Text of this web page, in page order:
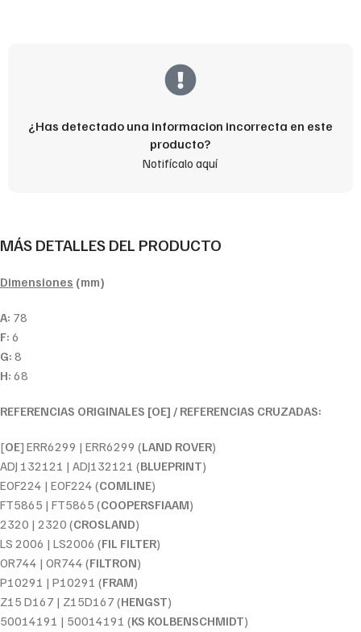
¿Has detectado una informacion incorrecta en este
producto?
Notifícalo aquí
MÁS DETALLES DEL PRODUCTO
Dimensiones (mm)
A: 78
F: 6
G: 8
H: 68
REFERENCIAS ORIGINALES [OE] / REFERENCIAS CRUZADAS:
[OE] ERR6299 | ERR6299 (LAND ROVER)
ADJ 132121 | ADJ132121 (BLUEPRINT)
EOF224 | EOF224 (COMLINE)
FT5865 | FT5865 (COOPERSFIAAM)
2320 | 2320 (CROSLAND)
LS 2006 | LS2006 (FIL FILTER)
OR744 | OR744 (FILTRON)
P10291 | P10291 (FRAM)
Z15 D167 | Z15D167 (HENGST)
50014191 | 50014191 (KS KOLBENSCHMIDT)